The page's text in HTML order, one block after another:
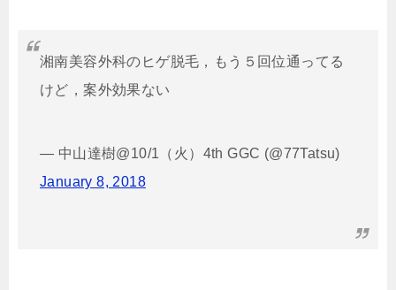
湘南美容外科のヒゲ脱毛，もう５回位通ってる
けど，案外効果ない
— 中山達樹@10/1（火）4th GGC (@77Tatsu)
January 8, 2018